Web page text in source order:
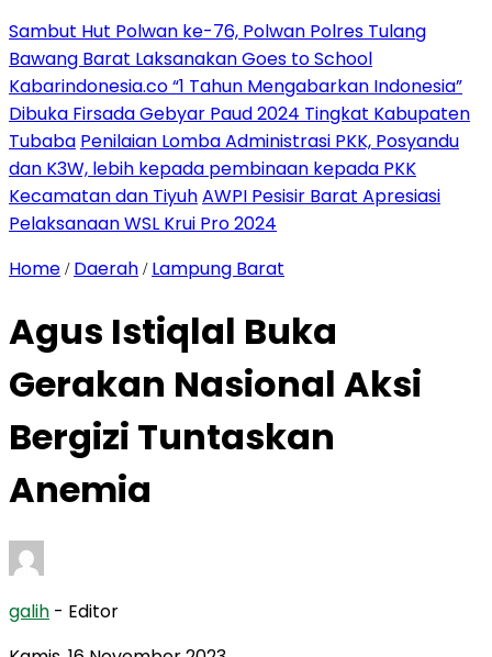
Sambut Hut Polwan ke-76, Polwan Polres Tulang
Bawang Barat Laksanakan Goes to School
Kabarindonesia.co “1 Tahun Mengabarkan Indonesia”
Dibuka Firsada Gebyar Paud 2024 Tingkat Kabupaten
Tubaba Penilaian Lomba Administrasi PKK, Posyandu
dan K3W, lebih kepada pembinaan kepada PKK
Kecamatan dan TiyuhAWPI Pesisir Barat Apresiasi
Pelaksanaan WSL Krui Pro 2024
Home / Daerah / Lampung Barat
Agus Istiqlal Buka
Gerakan Nasional Aksi
Bergizi Tuntaskan
Anemia
galih - Editor